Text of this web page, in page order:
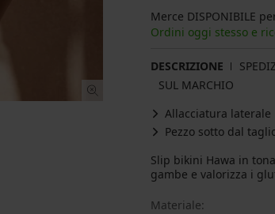
Merce DISPONIBILE
Ordini oggi stesso e
DESCRIZIONE
SUL MARCHIO
Allacciatura laterale
Pezzo sotto dal
Slip bikini Hawa in
gambe e valorizza i
Materiale